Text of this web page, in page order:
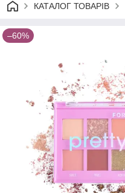
КАТАЛОГ ТОВАРІВ
–60%